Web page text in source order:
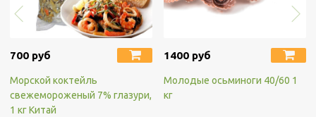
700 руб
Морской коктейль
свежемороженый 7% глазури,
1 кг Китай
1400 руб
Молодые осьминоги 40/60 1
кг